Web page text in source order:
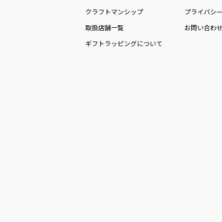
クラフトマンシップ
取扱店舗一覧
ギフトラッピングについて
プライバシ
お問い合わせ